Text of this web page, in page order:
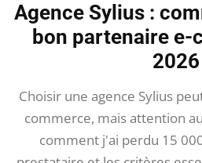
Agence Sylius :
bon partenaire e-
2026
Choisir une agence Sylius
commerce, mais attention
comment j'ai perdu 15